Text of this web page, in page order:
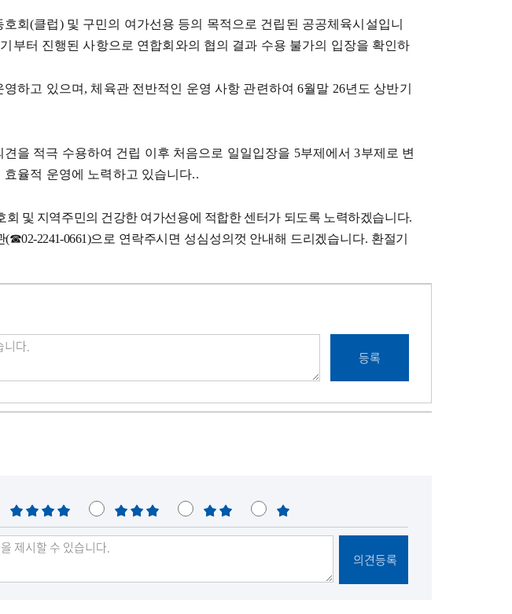
호회(클럽) 및 구민의 여가선용 등의 목적으로 건립된 공공체육시설입니
부터 진행된 사항으로 연합회와의 협의 결과 수용 불가의 입장을 확인하
하고 있으며 , 체육관 전반적인 운영 사항 관련하여6월말 26년도 상반기
을 적극 수용하여 건립 이후 처음으로 일일입장을 5부제에서3부제로 변
율적 운영에 노력하고 있습니다..
회 및 지역주민의 건강한 여가선용에 적합한 센터가 되도록 노력하겠습니다.
(☎02-2241-0661)으로 연락주시면 성심성의껏 안내해 드리겠습니다. 환절기
만
족
보
통
불
만
매
우
의견등록